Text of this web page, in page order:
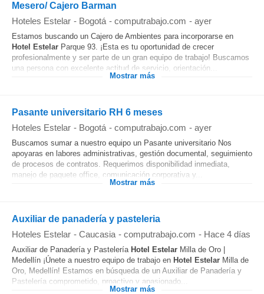
Mesero/ Cajero Barman
Hoteles Estelar - Bogotá - computrabajo.com - ayer
Estamos buscando un Cajero de Ambientes para incorporarse en
Hotel
Estelar Parque 93. ¡Esta es tu oportunidad de crecer
profesionalmente y ser parte de un gran equipo de trabajo! Buscamos
una persona con excelente actitud de servicio, orientación...
Mostrar más
Pasante universitario RH 6 meses
Hoteles Estelar - Bogotá - computrabajo.com - ayer
Buscamos sumar a nuestro equipo un Pasante universitario Nos
apoyaras en labores administrativas, gestión documental, seguimiento
de procesos de contratos. Requerimos disponibilidad inmediata,
manejo de paquete office, comunicación corporativa y...
Mostrar más
Auxiliar de panadería y pasteleria
Hoteles Estelar - Caucasia - computrabajo.com - Hace 4 días
Auxiliar de Panadería y Pastelería Hotel Estelar Milla de Oro |
Medellín ¡Únete a nuestro equipo de trabajo en Hotel Estelar Milla de
Oro, Medellín! Estamos en búsqueda de un Auxiliar de Panadería y
Pastelería comprometido, proactivo y apasionado...
Mostrar más